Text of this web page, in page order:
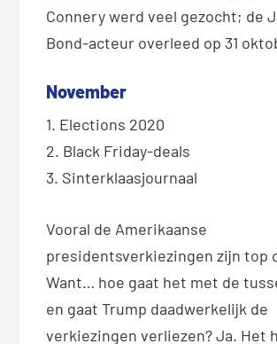
Connery werd veel gezocht; de
Bond-acteur overleed op 31
November
1. Elections 2020
2. Black Friday-deals
3. Sinterklaasjournaal
Vooral de Amerikaanse
presidentsverkiezingen zijn top
Want… hoe gaat het met de
en gaat Trump daadwerkelijk de
verkiezingen verliezen? Ja. Het